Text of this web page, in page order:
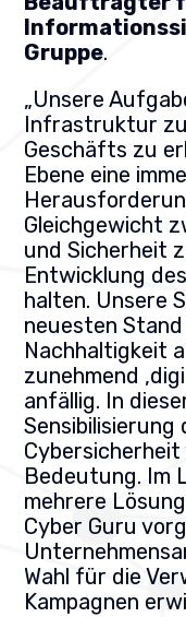
Gruppe.
„Unsere
Infrastruktur
Geschäfts zu
Ebene eine
Gleichgewicht
und Sicherheit
Entwicklung
halten. Unsere
neuesten
Nachhaltigkeit
zunehmend
anfällig. In
Bedeutung. Im
mehrere
Cyber Guru
Wahl für die
Kampagnen